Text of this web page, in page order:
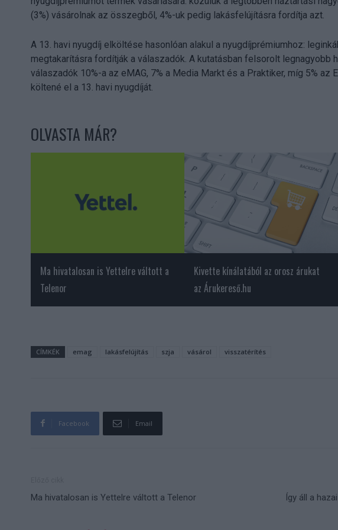
(3%) vásárolnak az összegből, 4%-uk pedig lakásfelújításra fordítja azt.
A 13. havi nyugdíj elköltése hasonlóan alakul a nyugdíjprémiumhoz:
megtakarításra fordítják a válaszadók. A kutatásban felsorolt legnagyobb
válaszadók 10%-a az eMAG, 7% a Media Markt és a Praktiker, míg 5%
költené el a 13. havi nyugdíját.
OLVASTA MÁR?
Ma hivatalosan is Yettelre váltott a
Telenor
Kivette kínálatából az orosz árukat
az Árukereső.hu
CÍMKÉK emag lakásfelújítás szja vásárol visszatérítés
Facebook Email
Ma hivatalosan is Yettelre váltott a Telenor Így áll a